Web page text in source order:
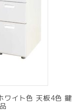
ワイト色 天板4色 鍵